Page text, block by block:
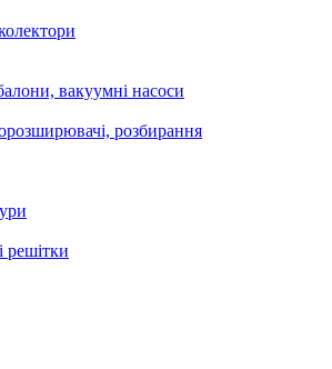
вакуумні насоси
розбирання
решітки